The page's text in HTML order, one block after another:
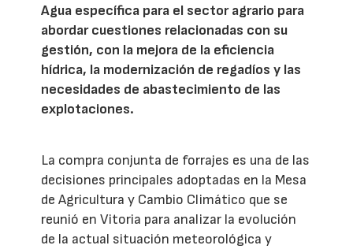
Agua específica para el sector agrario para
abordar cuestiones relacionadas con su
gestión, con la mejora de la eficiencia
hídrica, la modernización de regadíos y las
necesidades de abastecimiento de las
explotaciones.
La compra conjunta de forrajes es una de las
decisiones principales adoptadas en la Mesa
de Agricultura y Cambio Climático que se
reunió en Vitoria para analizar la evolución
de la actual situación meteorológica y